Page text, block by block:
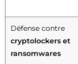
Défense contre
cryptolockers et
ransomwares